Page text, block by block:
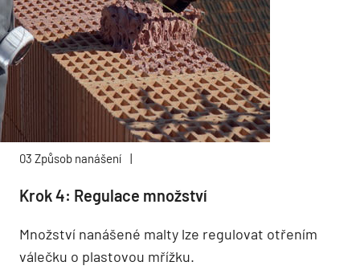
03 Způsob nanášení |
Krok 4: Regulace množství
Množství nanášené malty lze regulovat otřením
válečku o plastovou mřížku.